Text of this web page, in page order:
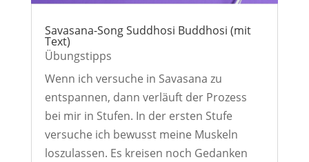
Savasana-Song Suddhosi Buddhosi (mit
Text)
Übungstipps
Wenn ich versuche in Savasana zu
entspannen, dann verläuft der Prozess
bei mir in Stufen. In der ersten Stufe
versuche ich bewusst meine Muskeln
loszulassen. Es kreisen noch Gedanken